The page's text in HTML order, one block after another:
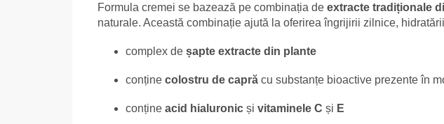
Formula cremei se bazează pe combinația de extracte tradiționale
naturale. Această combinație ajută la oferirea îngrijirii zilnice,
complex de șapte extracte din plante
conține colostru de capră cu substanțe bioactive prezente în
conține acid hialuronic și vitaminele C și E